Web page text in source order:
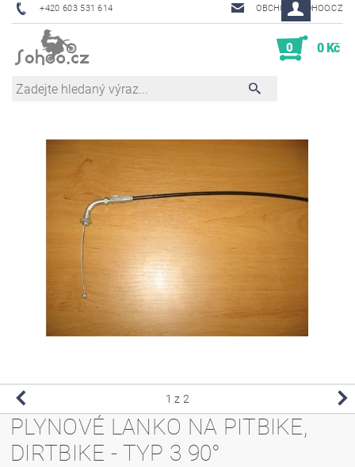
+420 603 531 614 OBCHOD@SOHOO.CZ
0 0 Kč
1 z 2
PLYNOVÉ LANKO NA PITBIKE,
DIRTBIKE - TYP 3 90°